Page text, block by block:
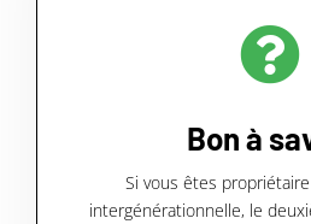
Bon à
Si vous êtes
intergénérationnelle, le